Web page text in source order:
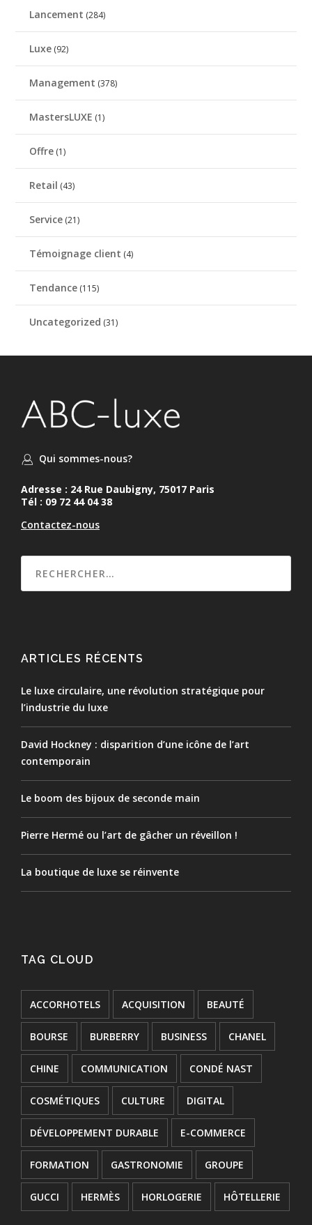
Lancement (284)
Luxe (92)
Management (378)
MastersLUXE (1)
Offre (1)
Retail (43)
Service (21)
Témoignage client (4)
Tendance (115)
Uncategorized (31)
Qui sommes-nous?
Adresse : 24 Rue Daubigny, 75017 Paris
Tél : 09 72 44 04 38
Contactez-nous
ARTICLES RÉCENTS
Le luxe circulaire, une révolution stratégique pour
l’industrie du luxe
David Hockney : disparition d’une icône de l’art
contemporain
Le boom des bijoux de seconde main
Pierre Hermé ou l’art de gâcher un réveillon !
La boutique de luxe se réinvente
TAG CLOUD
ACCORHOTELS ACQUISITION BEAUTÉ
BOURSE BURBERRY BUSINESS CHANEL
CHINE COMMUNICATION CONDÉ NAST
COSMÉTIQUES CULTURE DIGITAL
DÉVELOPPEMENT DURABLE E-COMMERCE
FORMATION GASTRONOMIE GROUPE
GUCCI HERMÈS HORLOGERIE HÔTELLERIE